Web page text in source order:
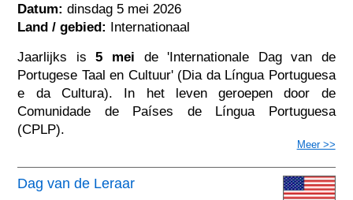
Datum: dinsdag 5 mei 2026
Land / gebied: Internationaal
Jaarlijks is5 mei de 'Internationale Dag van de
Portugese Taal en Cultuur' (Dia da Língua Portuguesa
e da Cultura). In het leven geroepen door de
Comunidade de Países de Língua Portuguesa
(CPLP).
Meer >>
Dag van de Leraar